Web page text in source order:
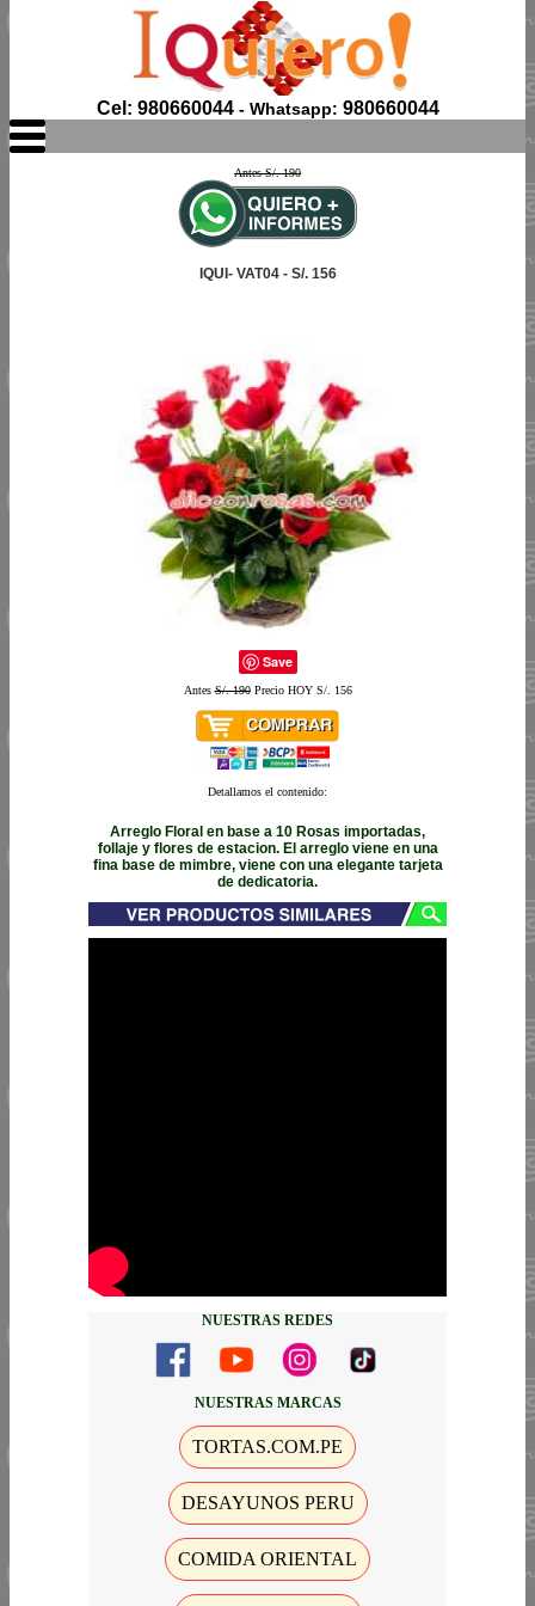
Cel: 980660044- Whatsapp: 980660044
Antes S/. 190
IQUI- VAT04 - S/. 156
Save
AntesS/. 190Precio HOY S/. 156
Detallamos el contenido:
Arreglo Floral en base a 10 Rosas importadas,
follaje y flores de estacion. El arreglo viene en una
fina base de mimbre, viene con una elegante tarjeta
de dedicatoria.
NUESTRAS REDES
NUESTRAS MARCAS
TORTAS.COM.PE
DESAYUNOS PERU
COMIDA ORIENTAL